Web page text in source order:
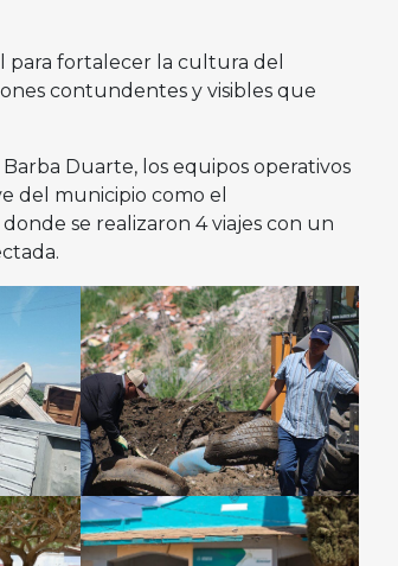
para fortalecer la cultura del
contundentes y visibles que
Duarte, los equipos operativos
del municipio como el
se realizaron 4 viajes con un